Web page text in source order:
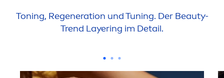
Toning, Regeneration und Tuning. Der Beauty-
Trend Layering im Detail.